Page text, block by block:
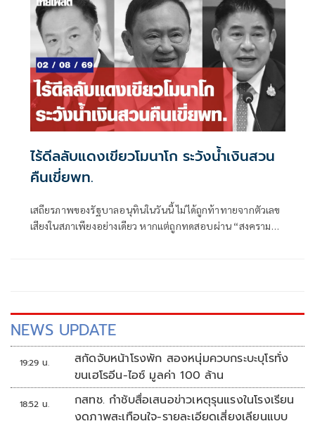
ทหาร-โผตำรวจ ยิ่งในช่วงการเมืองพีกๆ เช่น จะมีการเลือกตั้ง
ใหญ่ หรือการเมืองแรงๆ มีโอกาสที่จะมีการเปลี่ยนแปลงขั้ว
อำนาจการเมือง โผมหาดไทยก็จะอยู่ในความสนใจของแวดวง
การเมืองตามไปด้วย
ไร้ดีลลับแดงเขียวโมนาโก ระวังน้ำเงินสวน
คืนเขี่ยพท.
เสถียรภาพของรัฐบาลอนุทินในวันนี้ ไม่ได้ถูกท้าทายจากตัวเลข
เสียงในสภาเพียงอย่างเดียว หากแต่ถูกทดสอบผ่าน “สงคราม
NEWS UPDATE
19:29 น.
สกัดจับหน้าโรงพัก สองหนุ่มควบกระบะบุโรทั่ง
ขนเฮโรอีน-ไอซ์ มูลค่า 100 ล้าน
18:52 น.
กสทช. กำชับสื่อเสนอข่าวเหตุรุนแรงในโรงเรียน
งดภาพสะเทือนใจ-รายละเอียดเสี่ยงเลียนแบบ